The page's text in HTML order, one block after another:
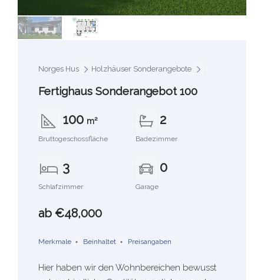
Norges Hus Holzhäuser Sonderangebote
Fertighaus Sonderangebot 100
100 m²
Bruttogeschossfläche
2
Badezimmer
3
Schlafzimmer
0
Garage
ab €48,000
Merkmale Beinhaltet Preisangaben
Hier haben wir den Wohnbereichen bewusst